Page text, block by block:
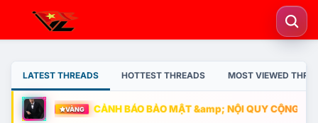
LATEST THREADS HOTTEST THREADS MOST VIEWED
VÀNG CẢNH BÁO BẢO MẬT &amp; NỘI QUY CỘNG